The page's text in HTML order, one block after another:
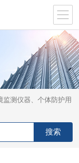
监测仪器、个体防护用